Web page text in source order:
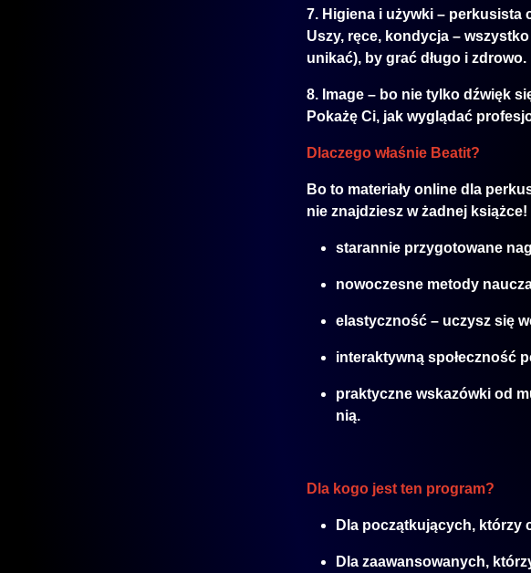
7. Higiena i używki – perkusista
Uszy, ręce, kondycja –
unikać), by grać długo i zdrowo.
8. Image – bo nie tylko dźwięk
Pokażę Ci, jak wyglądać
Dlaczego właśnie Beatit?
Bo to materiały online dla
nie znajdziesz w żadnej
starannie przygotowane
nowoczesne metody
elastyczność – uczysz się
interaktywną społeczność
praktyczne wskazówki od
nią.
Dla kogo jest ten program?
Dla początkujących, którzy
Dla zaawansowanych,